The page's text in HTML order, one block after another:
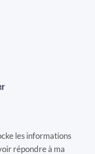
les informations
répondre à ma